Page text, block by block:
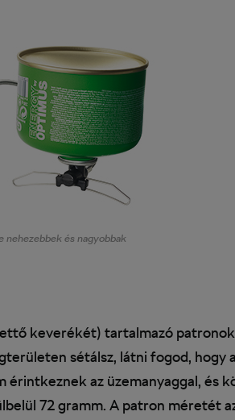
nehezebbek és nagyobbak
keverékét) tartalmazó
sétálsz, látni fogod, hogy
az üzemanyaggal, és
72 gramm. A patron méretét